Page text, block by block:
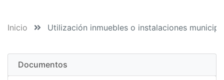
Inicio Utilización inmuebles o instalaciones
Documentos